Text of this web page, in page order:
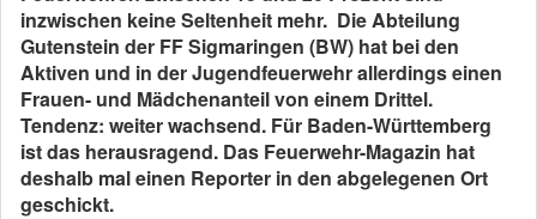
inzwischen keine Seltenheit mehr. Die Abteilung
Gutenstein der FF Sigmaringen (BW) hat bei den
Aktiven und in der Jugendfeuerwehr allerdings einen
Frauen- und Mädchenanteil von einem Drittel.
Tendenz: weiter wachsend. Für Baden-Württemberg
ist das herausragend. Das Feuerwehr-Magazin hat
deshalb mal einen Reporter in den abgelegenen Ort
geschickt.